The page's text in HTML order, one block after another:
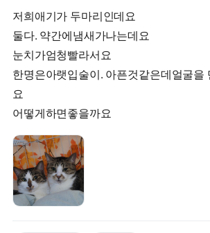
저희애기가 두마리인데요
둘다. 약간에냄새가나는데요
눈치가엄청빨라서요
한명은아랫입술이. 아픈것같은데얼굴을
요
어떻게하면좋을까요